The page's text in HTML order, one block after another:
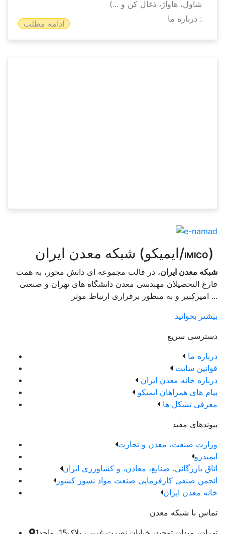
شاول، هاواژ، ذغال کن و ...)
درباره ما :
ادامه مطلب
شبکه معدن ایران (ایمیکو/IMICO)
شبکه معدن ایران، در قالب مجموعه ای دانش محور، به همت
فارغ­ التحصیلان مهندسی معدن دانشگاه ­های تهران و صنعتی
امیرکبیر و به منظور برقراری ارتباط موثر ...
بیشتر بخوانید
دسترسی سریع
درباره ما
قوانین سایت
درباره خانه معدن ایران
پیام های همراهان ایمیکو
معرفی تشکل ها
پیوندهای مفید
وزارت صنعت، معدن و تجارت
ایمیدرو
اتاق بازرگانی، صنایع، معادن، و کشاورزی ایران
انجمن صنفی کارفرمایی صنعت مواد نسوز کشور
خانه معدن ایران
تماس با شبکه معدن